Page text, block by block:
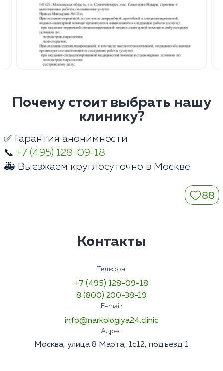
Почему стоит выбрать нашу
клинику?
✅ Гарантия анонимности
📞 +7 (495) 128-09-18
🚑 Выезжаем круглосуточно в Москве
88
Контакты
Телефон:
+7 (495) 128-09-18
8 (800) 200-38-19
E-mail:
info@narkologiya24.clinic
Адрес:
Москва, улица 8 Марта, 1с12, подъезд 1